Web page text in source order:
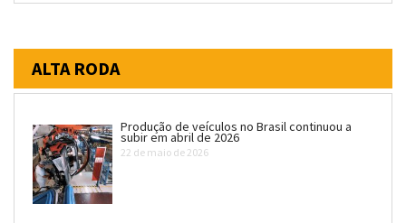
ALTA RODA
Produção de veículos no Brasil continuou a
subir em abril de 2026
22 de maio de 2026